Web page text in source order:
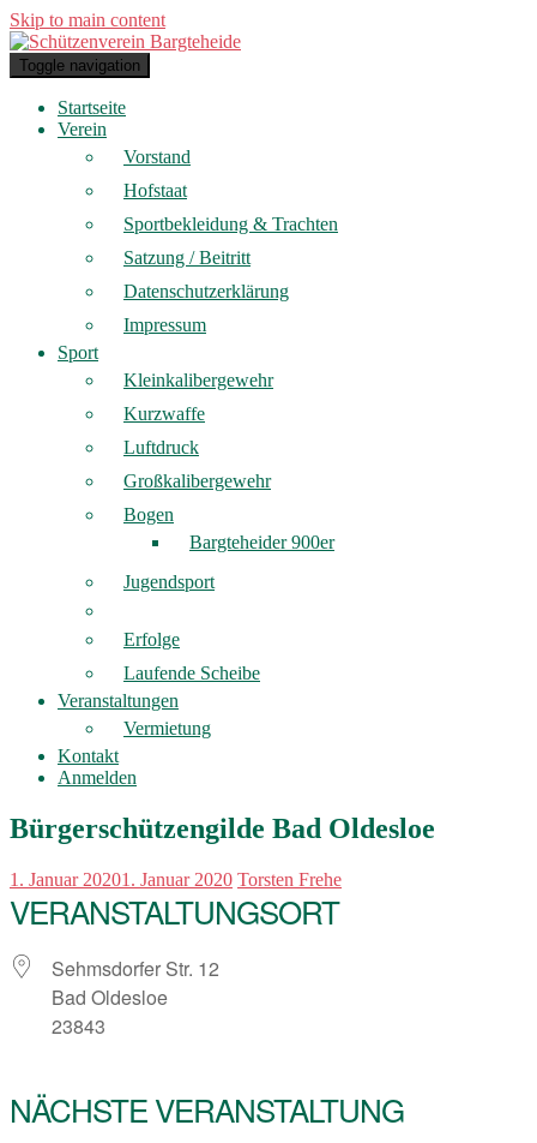
Skip to main content
Toggle navigation
Startseite
Verein
Vorstand
Hofstaat
Sportbekleidung & Trachten
Satzung / Beitritt
Datenschutzerklärung
Impressum
Sport
Kleinkalibergewehr
Kurzwaffe
Luftdruck
Großkalibergewehr
Bogen
Bargteheider 900er
Jugendsport
Erfolge
Laufende Scheibe
Veranstaltungen
Vermietung
Kontakt
Anmelden
Bürgerschützengilde Bad Oldesloe
1. Januar 20201. Januar 2020 Torsten Frehe
VERANSTALTUNGSORT
Sehmsdorfer Str. 12
Bad Oldesloe
23843
NÄCHSTE VERANSTALTUNG